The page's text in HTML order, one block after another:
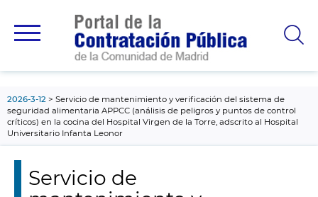
principal
2026-3-12
Servicio de mantenimiento y verificación del sistema de
seguridad alimentaria APPCC (análisis de peligros y puntos de control
críticos) en la cocina del Hospital Virgen de la Torre, adscrito al Hospital
Universitario Infanta Leonor
Servicio de